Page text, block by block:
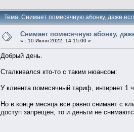
Тема: Снимает помесячную абонку, даже
Снимает помесячную абонку,
« : 10 Июня 2022, 14:15:00 »
Добрый день.
Сталкивался кто-то с таким нюансом:
У клиента помесячный тариф, интернет 1
Но в конце месяца все равно снимает с
доступ запрещен, то и деньги не